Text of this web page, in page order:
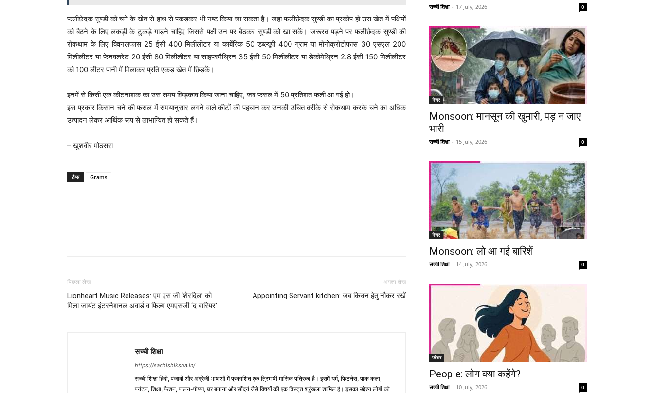
फलीछेदक सुण्डी को चने के खेत से हाथ से पकड़कर भी नष्ट किया जा सकता है। जहां फलीछेदक सुण्डी का प्रकोप हो उस खेत में पक्षियों
को बैठने के लिए लकड़ी के टुकड़े गाड़ने चाहिए जिससे पक्षी उन पर बैठकर सुण्डी को खा सकें। जरूरत पड़ने पर फलीछेदक सुण्डी की
रोकथाम के लिए क्विनलफास 25 ईसी 400 मिलीलीटर या कार्बेरिक 50 डब्ल्यूपी 400 ग्राम या मोनोक्रोटोफास 30 एसएल 200
मिलीलीटर या फेनवलरेट 20 ईसी 80 मिलीलीटर या साहपरमैथ्रिन 35 ईसी 50 मिलीलीटर या डेकोमेथ्रिन 2.8 ईसी 150 मिलीलीटर
को 100 लीटर पानी में मिलाकर प्रति एकड़ खेत में छिड़कें।
इनमें से किसी एक कीटनाशक का उस समय छिड़काव किया जाना चाहिए, जब फसल में 50 प्रतिशत फली आ गई हो।
इस प्रकार किसान चने की फसल में समयानुसार लगने वाले कीटों की पहचान कर उनकी उचित तरीके से रोकथाम करके चने का अधिक
उत्पादन लेकर आर्थिक रूप से लाभान्वित हो सकते हैं।
– खुशवीर मोठसरा
टैग्स Grams
Telegram Copy URL
पिछला लेख
Lionheart Music Releases: एम एस जी ‘शेरदिल’ को
मिला जायंट इंटरनैशनल अवार्ड व फिल्म एमएसजी ‘द वारियर’
अगला लेख
Appointing Servant kitchen: जब किचन हेतु नौकर रखें
सच्ची शिक्षा
https://sachishiksha.in/
सच्ची शिक्षा हिंदी, पंजाबी और अंग्रेजी भाषाओं में प्रकाशित एक त्रिभाषी मासिक पत्रिका है। इसमें धर्म, फिटनेस, पाक कला,
पर्यटन, शिक्षा, फैशन, पालन-पोषण, घर बनाना और सौंदर्य जैसे विषयों की एक विस्तृत श्रृंखला शामिल है। इसका उद्देश्य लोगों को
सच्ची शिक्षा - 17 July, 2026 0
नेचर
Monsoon: मानसून की खुमारी, पड़ न जाए
भारी
सच्ची शिक्षा - 15 July, 2026 0
नेचर
Monsoon: लो आ गई बारिशें
सच्ची शिक्षा - 14 July, 2026 0
फीचर
People: लोग क्या कहेंगे?
सच्ची शिक्षा - 10 July, 2026 0